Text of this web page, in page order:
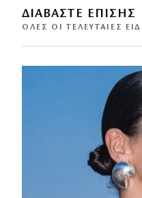
ΔΙΑΒΑΣΤΕ ΕΠΙΣΗΣ
ΌΛΕΣ ΟΙ ΤΕΛΕΥΤΑΊΕΣ